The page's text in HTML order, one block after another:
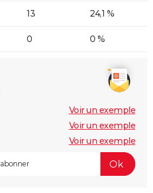
13 24,1 %
0 0 %
Voir un exemple
Voir un exemple
Voir un exemple